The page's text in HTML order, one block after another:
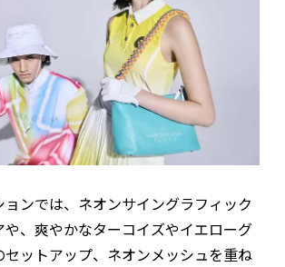
ンでは、ネオンサイングラフィック
や、爽やかなターコイズやイエローグ
セットアップ、ネオンメッシュを重ね